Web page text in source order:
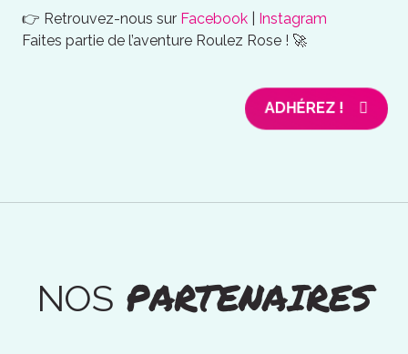
👉 Retrouvez-nous sur Facebook
Instagram
Faites partie de l’aventure Roulez Rose ! 🚀
ADHÉREZ !
NOSPARTENAIRES